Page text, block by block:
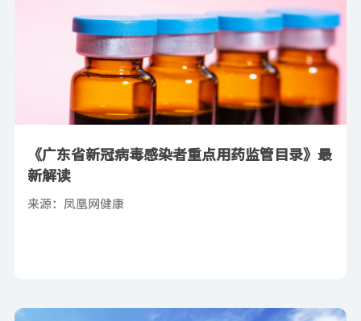
《广东省新冠病毒感染者重点用药监管目录》最
新解读
来源：凤凰网健康